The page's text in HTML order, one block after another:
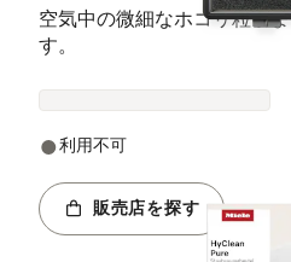
空気中の微細なホコリ粒子
す。
利用不可
販売店を探す